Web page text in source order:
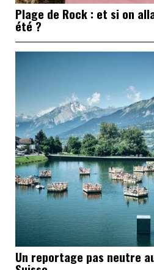
Plage de Rock : et si on
été ?
Un reportage pas neutre